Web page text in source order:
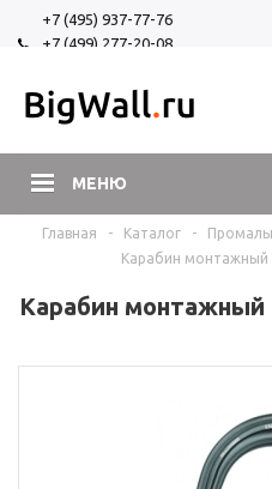
+7 (495) 937-77-76
+7 (499) 277-20-08
МЕНЮ
Главная - Каталог -
Карабин монтажный
Карабин монтажный